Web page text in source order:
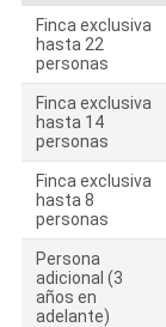
Finca exclusiva
hasta 22
personas
Finca exclusiva
hasta 14
personas
Finca exclusiva
hasta 8
personas
Persona
adicional (3
años en
adelante)